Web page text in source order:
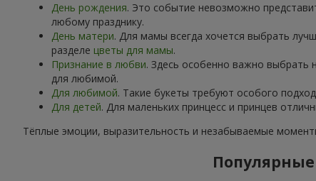
День рождения. Это событие невозможно
любому празднику.
День матери. Для мамы всегда хочется выбрать
разделе цветы для мамы.
Признание в любви. Здесь особенно важно выбрать
для любимой.
Для любимой. Такие букеты требуют особого
Для детей. Для маленьких принцесс и принцев
Тёплые эмоции, выразительность и незабываемые